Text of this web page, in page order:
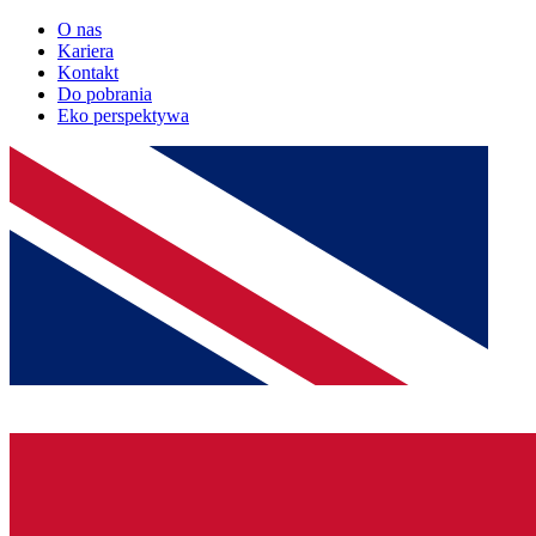
O nas
Kariera
Kontakt
Do pobrania
Eko perspektywa